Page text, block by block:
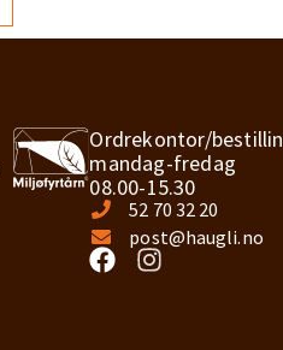
Ordrekontor/
mandag-fredag
08.00-15.30
52 70 32 20
post@haugli.no